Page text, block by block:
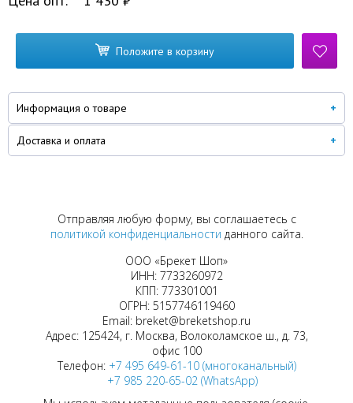
Положите в корзину
Информация о товаре
Доставка и оплата
Отправляя любую форму, вы соглашаетесь с
политикой конфиденциальности данного сайта.
ООО «Брекет Шоп»
ИНН: 7733260972
КПП: 773301001
ОГРН: 5157746119460
Email: breket@breketshop.ru
Адрес: 125424, г. Москва, Волоколамское ш., д. 73,
офис 100
Телефон: +7 495 649-61-10 (многоканальный)
+7 985 220-65-02 (WhatsApp)